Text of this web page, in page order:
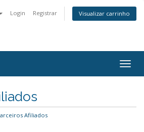
Login Registrar Visualizar carrinho
Afiliados